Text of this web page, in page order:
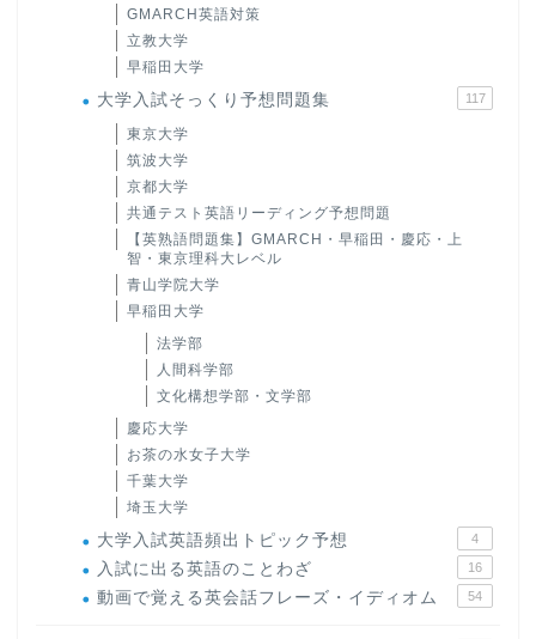
GMARCH英語対策
立教大学
早稲田大学
大学入試そっくり予想問題集 117
東京大学
筑波大学
京都大学
共通テスト英語リーディング予想問題
【英熟語問題集】GMARCH・早稲田・慶応・上
智・東京理科大レベル
青山学院大学
早稲田大学
法学部
人間科学部
文化構想学部・文学部
慶応大学
お茶の水女子大学
千葉大学
埼玉大学
大学入試英語頻出トピック予想 4
入試に出る英語のことわざ 16
動画で覚える英会話フレーズ・イディオム 54